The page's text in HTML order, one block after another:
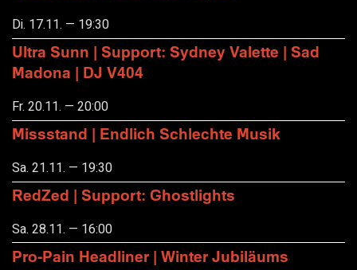
Di. 17.11. — 19:30
Ultra Sunn | Support: Sydney Valette | Sad
Madona | DJ V404
Fr. 20.11. — 20:00
Missstand | Endlich Schlechte Musik
Sa. 21.11. — 19:30
RedZed | Support: Ghostlights
Sa. 28.11. — 16:00
Pro-Pain Headliner | Winter Jubiläums